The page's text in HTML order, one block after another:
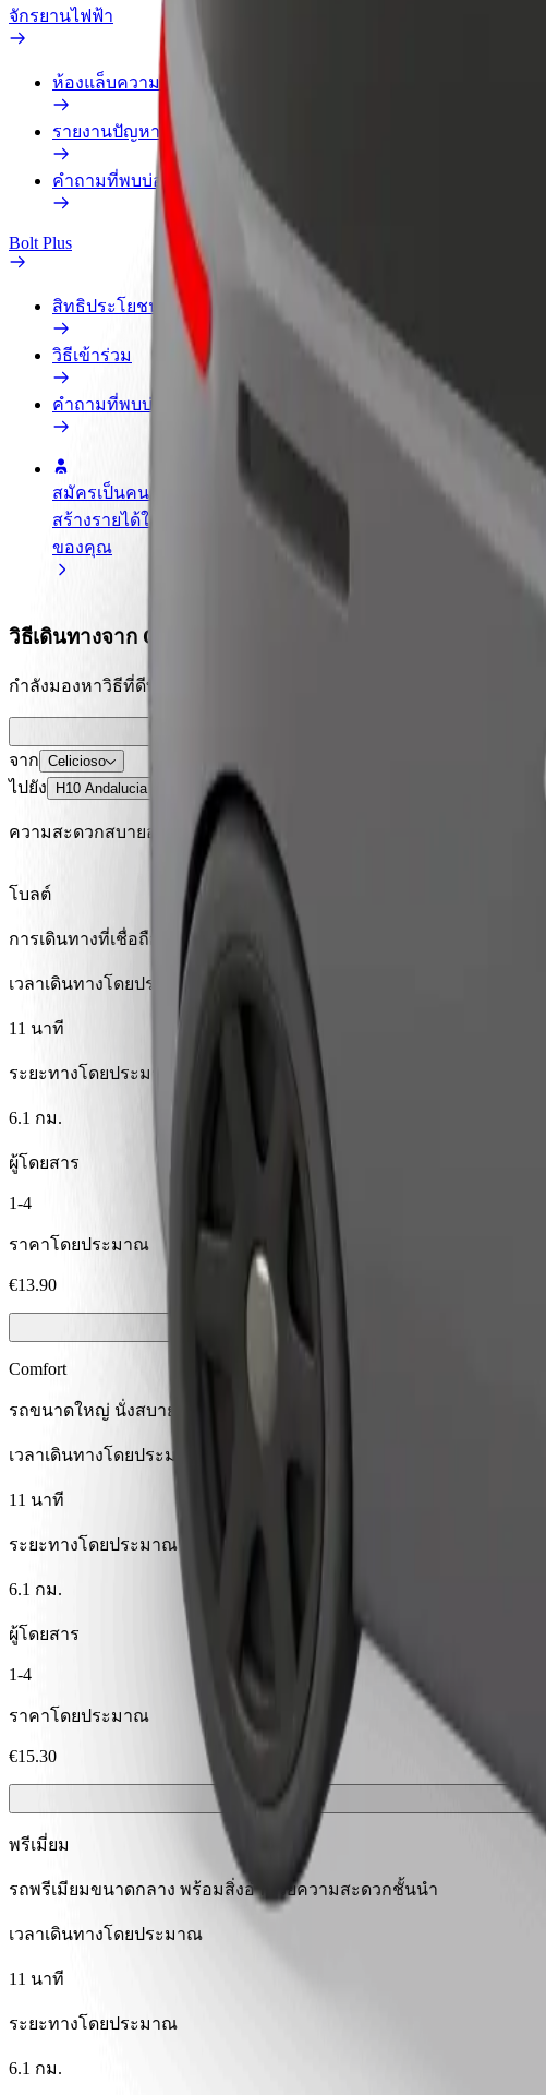
จักรยานไฟฟ้า
ห้องแล็บความปลอดภัย
รายงานปัญหา
คำถามที่พบบ่อย
Bolt Plus
สิทธิประโยชน์
วิธีเข้าร่วม
คำถามที่พบบ่อย
สมัครเป็นคนขับ
สร้างรายได้ในแบบ
ของคุณ
สมัครเป็นคนส่งพัสดุ
เพิ่มร้านอาหารหรื
เพิ่มรายได้ด้วยกา
วิธีเดินทางจาก Celicioso ไปยัง H10 Andalucia Plaza
กำลังมองหาวิธีที่ดีที่สุดในการเดินทางจาก Celicioso ไปยัง H10
จาก Celicioso
ไปยัง H10 Andalucia Plaza
ความสะดวกสบายอยู่แค่ปลายนิ้วสัมผัส!
โบลต์
การเดินทางที่เชื่อถือได้ กับรถขนาดกลางสำหรับทุกวัน
เวลาเดินทางโดยประมาณ
11 นาที
ระยะทางโดยประมาณ
6.1 กม.
ผู้โดยสาร
1-4
ราคาโดยประมาณ
€13.90
Comfort
รถขนาดใหญ่ นั่งสบาย มีพื้นที่เก็บของมากขึ้น
เวลาเดินทางโดยประมาณ
11 นาที
ระยะทางโดยประมาณ
6.1 กม.
ผู้โดยสาร
1-4
ราคาโดยประมาณ
€15.30
พรีเมี่ยม
รถพรีเมียมขนาดกลาง พร้อมสิ่งอำนวยความสะดวกชั้นนำ
เวลาเดินทางโดยประมาณ
11 นาที
ระยะทางโดยประมาณ
6.1 กม.